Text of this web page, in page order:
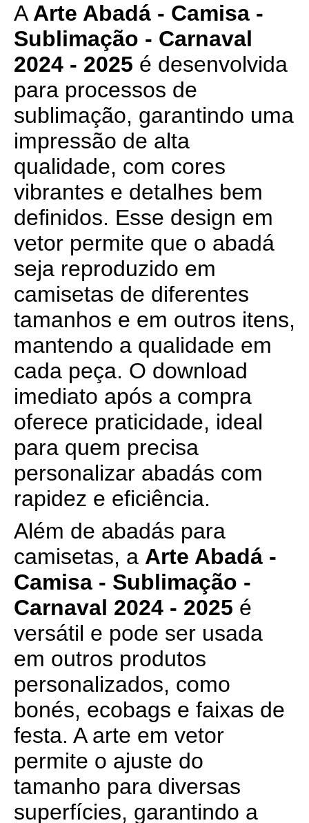
A Arte Abadá - Camisa -
Sublimação - Carnaval
2024 - 2025 é desenvolvida
para processos de
sublimação, garantindo uma
impressão de alta
qualidade, com cores
vibrantes e detalhes bem
definidos. Esse design em
vetor permite que o abadá
seja reproduzido em
camisetas de diferentes
tamanhos e em outros itens,
mantendo a qualidade em
cada peça. O download
imediato após a compra
oferece praticidade, ideal
para quem precisa
personalizar abadás com
rapidez e eficiência.
Além de abadás para
camisetas, a Arte Abadá -
Camisa - Sublimação -
Carnaval 2024 - 2025 é
versátil e pode ser usada
em outros produtos
personalizados, como
bonés, ecobags e faixas de
festa. A arte em vetor
permite o ajuste do
tamanho para diversas
superfícies, garantindo a